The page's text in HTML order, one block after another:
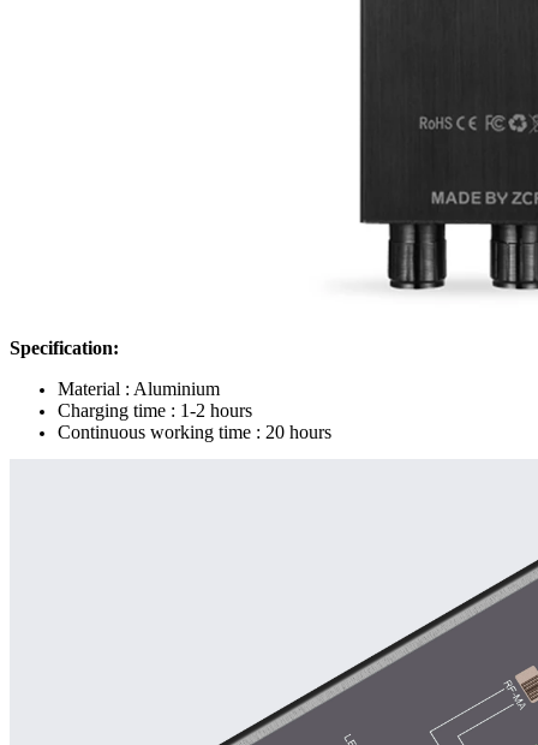
Specification:
Material : Aluminium
Charging time : 1-2 hours
Continuous working time : 20 hours